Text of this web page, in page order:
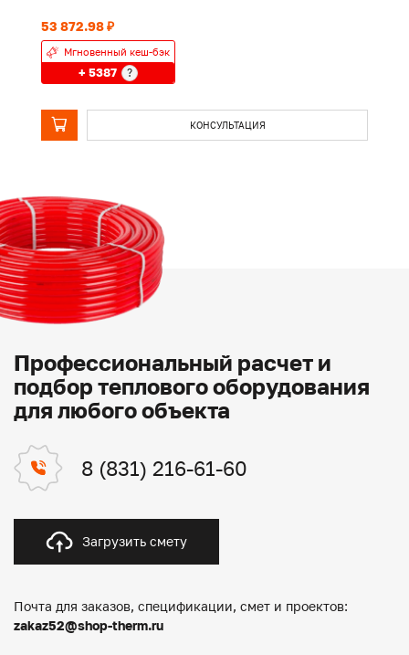
53 872.98 ₽
Мгновенный кеш-бэк
+ 5387 ?
КОНСУЛЬТАЦИЯ
Профессиональный расчет и
подбор теплового оборудования
для любого объекта
8 (831) 216-61-60
Загрузить смету
Почта для заказов, спецификации, смет и проектов:
zakaz52@shop-therm.ru